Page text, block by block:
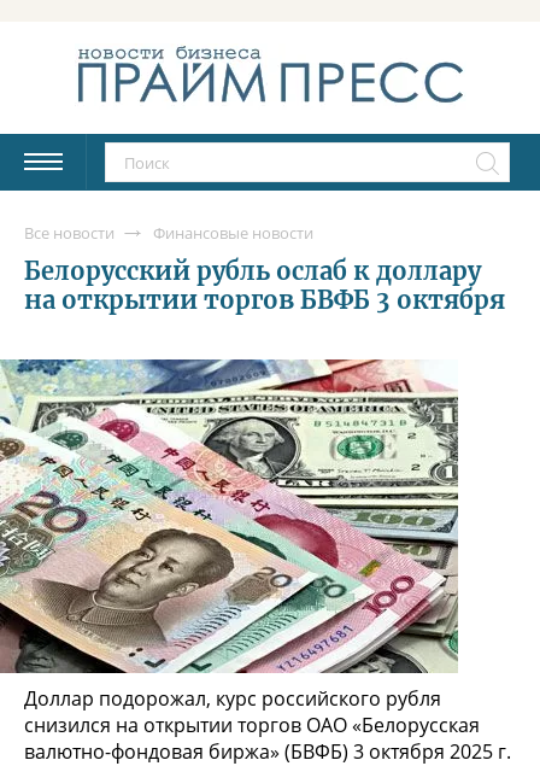
Все новости Финансовые новости
Белорусский рубль ослаб к доллару
на открытии торгов БВФБ 3 октября
Доллар подорожал, курс российского рубля
снизился на открытии торгов ОАО «Белорусская
валютно-фондовая биржа» (БВФБ) 3 октября 2025 г.